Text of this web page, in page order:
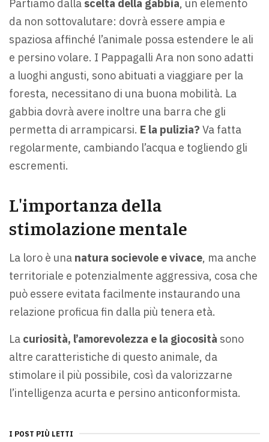
Partiamo dalla scelta della gabbia, un elemento
da non sottovalutare: dovrà essere ampia e
spaziosa affinché l’animale possa estendere le ali
e persino volare. I Pappagalli Ara non sono adatti
a luoghi angusti, sono abituati a viaggiare per la
foresta, necessitano di una buona mobilità. La
gabbia dovrà avere inoltre una barra che gli
permetta di arrampicarsi. E la pulizia? Va fatta
regolarmente, cambiando l’acqua e togliendo gli
escrementi.
L'importanza della
stimolazione mentale
La loro è una natura socievole e vivace, ma anche
territoriale e potenzialmente aggressiva, cosa che
può essere evitata facilmente instaurando una
relazione proficua fin dalla più tenera età.
La curiosità, l’amorevolezza e la giocosità sono
altre caratteristiche di questo animale, da
stimolare il più possibile, così da valorizzarne
l’intelligenza acurta e persino anticonformista.
I POST PIÙ LETTI